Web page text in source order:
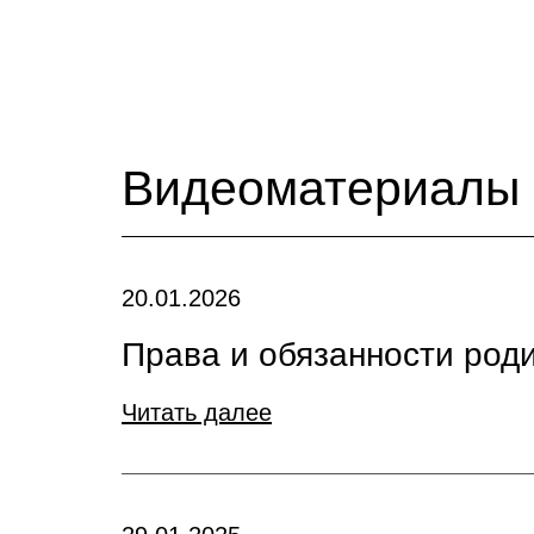
Видеоматериалы
20.01.2026
Права и обязанности
Читать далее